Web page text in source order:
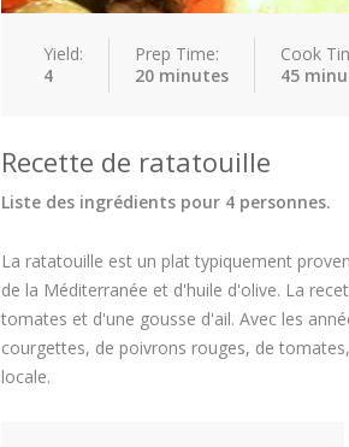
Yield:
4
Prep Time:
20 minutes
Cook
45
Recette de ratatouille
Liste des ingrédients pour 4 personnes.
La ratatouille est un plat typiquement
de la Méditerranée et d'huile d'olive. La
tomates et d'une gousse d'ail. Avec les
courgettes, de poivrons rouges, de
locale.